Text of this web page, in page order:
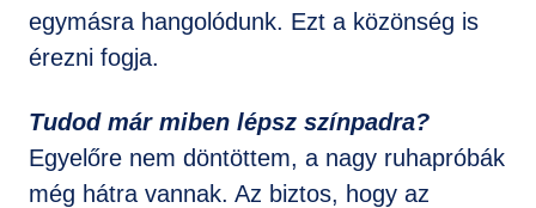
egymásra hangolódunk. Ezt a közönség is
érezni fogja.
Tudod már miben lépsz színpadra?
Egyelőre nem döntöttem, a nagy ruhapróbák
még hátra vannak. Az biztos, hogy az